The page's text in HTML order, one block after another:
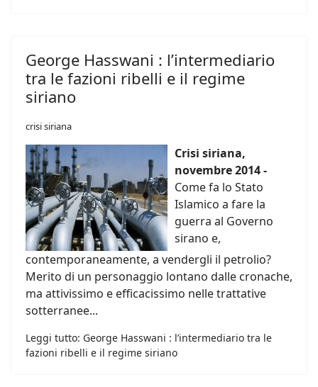
George Hasswani : l’intermediario
tra le fazioni ribelli e il regime
siriano
crisi siriana
Crisi siriana,
novembre 2014 -
Come fa lo Stato
Islamico a fare la
guerra al Governo
sirano e,
contemporaneamente, a vendergli il petrolio?
Merito di un personaggio lontano dalle cronache,
ma attivissimo e efficacissimo nelle trattative
sotterranee...
Leggi tutto: George Hasswani : l’intermediario tra le
fazioni ribelli e il regime siriano